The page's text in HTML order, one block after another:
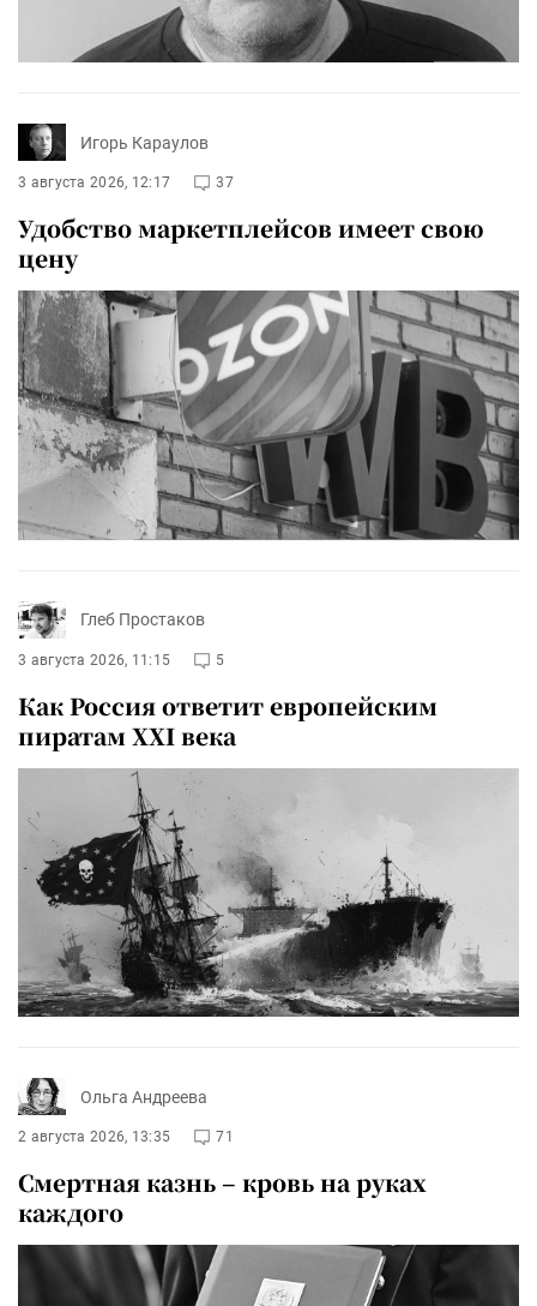
Игорь Караулов
3 августа 2026, 12:17 37
Удобство маркетплейсов имеет свою
цену
Глеб Простаков
3 августа 2026, 11:15 5
Как Россия ответит европейским
пиратам XXI века
Ольга Андреева
2 августа 2026, 13:35 71
Смертная казнь – кровь на руках
каждого